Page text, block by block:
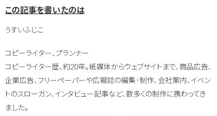
うすいふじこ
コピーライター、プランナー
コピーライター歴、約20年。紙媒体からウェブサイトまで、商品広告、
企業広告、フリーペーパーや広報誌の編集･制作、会社案内、イベン
トのスローガン、インタビュー記事など、数多くの制作に携わってき
ました。